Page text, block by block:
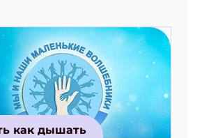
как дышать